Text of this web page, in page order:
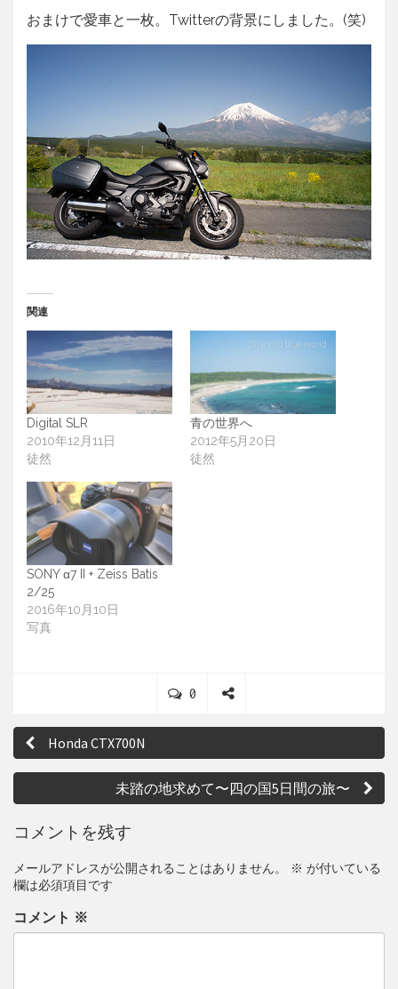
おまけで愛車と一枚。Twitterの背景にしました。(笑)
関連
Digital SLR
2010年12月11日
徒然
青の世界へ
2012年5月20日
徒然
SONY α7 II + Zeiss Batis
2/25
2016年10月10日
写真
0C
m
n
t
h
e
投
稿
ゲ
ー
シ
ョ
Honda CTX700N
未踏の地求めて〜四の国5日間の旅〜
コメントを残す
メールアドレスが公開されることはありません。 ※ が付いている
欄は必須項目です
コメント ※